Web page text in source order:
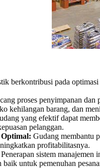
berkontribusi pada
proses penyimpanan
kehilangan barang, dan
yang efektif dapat
pelanggan.
Gudang membantu
profitabilitasnya.
Penerapan sistem
untuk pemenuhan